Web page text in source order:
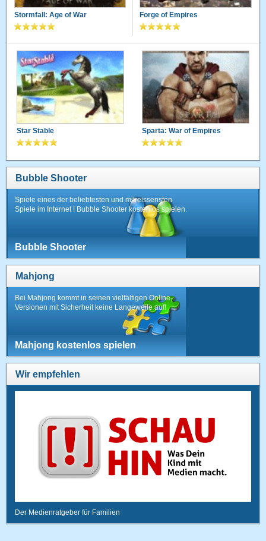
Stormfall: Age of War Forge of Empires
Star Stable Sparta: War of Empires
Bubble Shooter
Spiele eines der beliebtesten und mitreissensten
Spiele im Internet ! Bubble Shooter kostenlos spielen.
Bubble Shooter
Mahjong
Bei Mahjong kommt in seinen vielfältigen Online-
Versionen mit Sicherheit keine Langeweile auf!
Mahjong kostenlos spielen
Wir empfehlen
Der Medienratgeber für Familien